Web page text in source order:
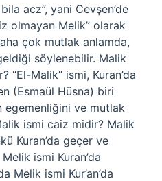
acz”, yani Cevşen’de
olmayan Melik” olarak
çok mutlak anlamda,
söylenebilir. Malik
“El-Malik” ismi, Kuran’da
(Esmaül Hüsna) biri
egemenliğini ve mutlak
ismi caiz midir? Malik
Kuran’da geçer ve
ismi Kuran’da
Melik ismi Kur’an’da